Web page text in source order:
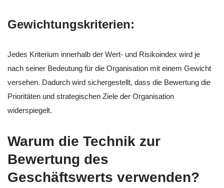
Gewichtungskriterien:
Jedes Kriterium innerhalb der Wert- und Risikoindex wird je
nach seiner Bedeutung für die Organisation mit einem Gewicht
versehen. Dadurch wird sichergestellt, dass die Bewertung die
Prioritäten und strategischen Ziele der Organisation
widerspiegelt.
Warum die Technik zur
Bewertung des
Geschäftswerts verwenden?